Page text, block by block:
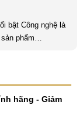
phẩm
nghiệp là
hãng - Giảm